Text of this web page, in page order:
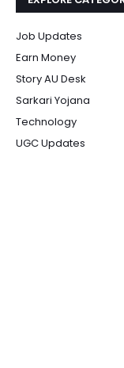
Job Updates
Earn Money
Story AU Desk
Sarkari Yojana
Technology
UGC Updates